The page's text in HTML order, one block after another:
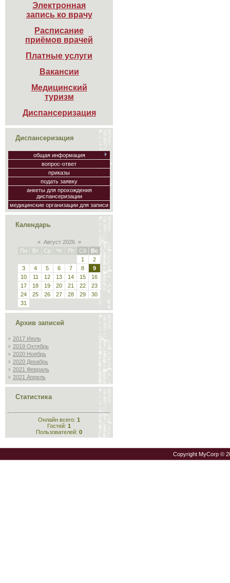
Электронная
запись ко врачу
Расписание
приёмов врачей
Платные услуги
Вакансии
Медицинский
туризм
Диспансеризация
Диспансеризация
общая информация
вопрос-ответ
приказы
подать заявку
анкеты для прохождения
диспансеризации
медицинские организации для записи
Календарь
« Август 2026 »
Пн
Вт Ср Чт Пт Сб
Вс
1
2
3
4 5 6 7 8
9
10
11 12 13 14 15
16
17
18 19 20 21 22
23
24
25 26 27 28 29
30
31
Архив записей
2017 Июль
2019 Октябрь
2020 Ноябрь
2020 Декабрь
2021 Февраль
2021 Апрель
Статистика
Онлайн всего: 1
Гостей: 1
Пользователей: 0
Copyright MyCorp ©